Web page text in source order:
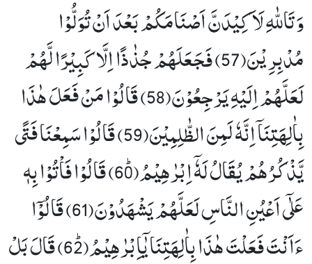
وَ تَاللّٰهِ لَاَ كِیْدَنَّ اَصْنَامَكُمْ بَعْدَ اَنْ تُوَلُّوْا
مُدْبِرِیْنَ(57) فَجَعَلَهُمْ جُذٰذًا اِلَّا كَبِیْرًا لَّهُمْ
لَعَلَّهُمْ اِلَیْهِ یَرْجِعُوْنَ(58) قَالُوْا مَنْ فَعَلَ هٰذَا
بِاٰلِهَتِنَاۤ اِنَّهٗ لَمِنَ الظّٰلِمِیْنَ(59) قَالُوْا سَمِعْنَا فَتًى
یَّذْكُرُهُمْ یُقَالُ لَهٗۤ اِبْرٰهِیْمُﭤ(60) قَالُوْا فَاْتُوْا بِهٖ
عَلٰۤى اَعْیُنِ النَّاسِ لَعَلَّهُمْ یَشْهَدُوْنَ(61) قَالُوْۤا
ءَاَنْتَ فَعَلْتَ هٰذَا بِاٰلِهَتِنَا یٰۤاِبْرٰهِیْمُﭤ(62) قَالَ بَلْ